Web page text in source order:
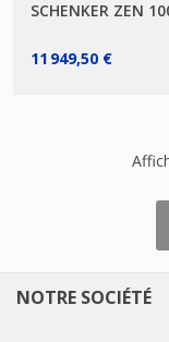
SCHENKER ZEN
11 949,50 €
NOTRE SOCIÉTÉ